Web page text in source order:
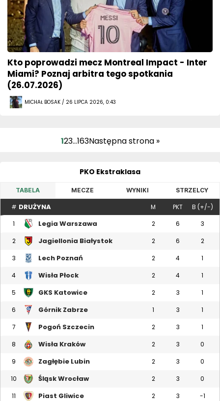
Kto poprowadzi mecz Montreal Impact - Inter
Miami? Poznaj arbitra tego spotkania
(26.07.2026)
MICHAŁ BOSAK / 26 LIPCA 2026, 0:43
123…163Następna strona »
PKO Ekstraklasa
TABELA MECZE WYNIKI STRZELCY
# DRUŻYNA M PKT B (+/-)
1 Legia Warszawa 2 6 3
2 Jagiellonia Białystok 2 6 2
3 Lech Poznań 2 4 1
4 Wisła Płock 2 4 1
5 GKS Katowice 2 3 1
6 Górnik Zabrze 1 3 1
7 Pogoń Szczecin 2 3 1
8 Wisła Kraków 2 3 0
9 Zagłębie Lubin 2 3 0
10 Śląsk Wrocław 2 3 0
11 Piast Gliwice 2 3 -1